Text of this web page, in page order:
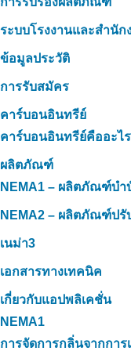
ระบบโรงงานและสำนัก
ข้อมูลประวัติ
การรับสมัคร
คาร์บอนอินทรีย์
คาร์บอนอินทรีย์คืออะไ
ผลิตภัณฑ์
NEMA1 – ผลิตภัณฑ์บำ
NEMA2 – ผลิตภัณฑ์ปรั
เนม่า3
เอกสารทางเทคนิค
เกี่ยวกับแอปพลิเคชั่น
NEMA1
การจัดการกลิ่นจากการ